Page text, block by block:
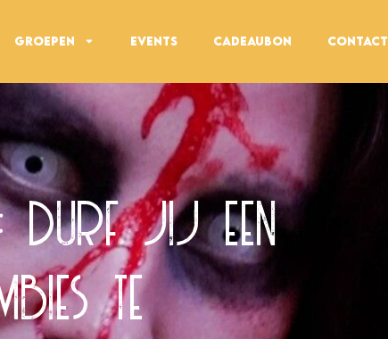
Groepen Events Cadeaubon Contact
durf jij een
te